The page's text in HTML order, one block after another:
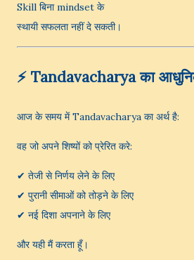
Skill बिना mindset के
स्थायी सफलता नहीं दे सकती।
⚡ Tandavacharya का
आज के समय में Tandavacharya का अर्थ है:
वह जो अपने शिष्यों को प्रेरित करे:
✔ तेजी से निर्णय लेने के लिए
✔ पुरानी सीमाओं को तोड़ने के लिए
✔ नई दिशा अपनाने के लिए
और यही मैं करता हूँ।